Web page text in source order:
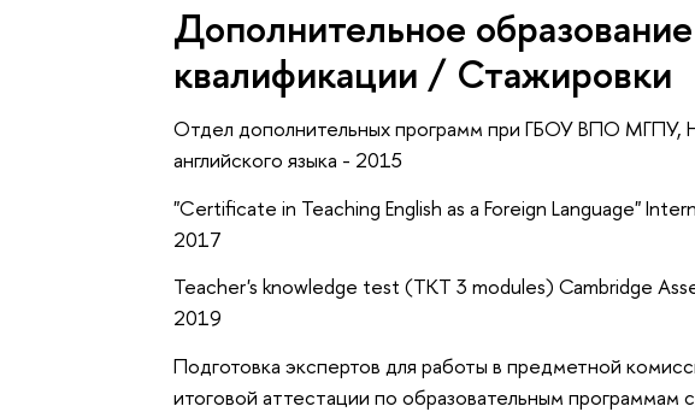
Дополнительное
квалификации / Стажировки
Отдел дополнительных программ при ГБОУ ВПО МГПУ,
английского языка - 2015
"Certificate in Teaching English as a Foreign Language"
2017
Teacher's knowledge test (TKT 3 modules) Cambridge
2019
Подготовка экспертов для работы в предметной
итоговой аттестации по образовательным программам